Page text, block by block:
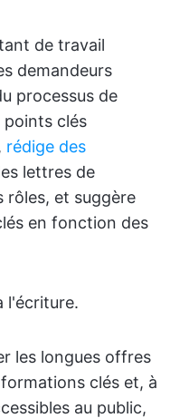
de travail
demandeurs
processus de
points clés
rédige des
lettres de
et suggère
en fonction des
l'écriture.
les longues offres
clés et, à
au public,